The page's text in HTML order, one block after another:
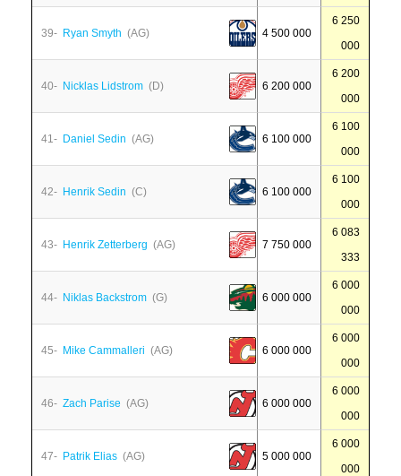
39- Ryan Smyth (AG) 4 500 000
6 250
000
40- Nicklas Lidstrom (D) 6 200 000
6 200
000
41- Daniel Sedin (AG) 6 100 000
6 100
000
42- Henrik Sedin (C) 6 100 000
6 100
000
43- Henrik Zetterberg (AG) 7 750 000
6 083
333
44- Niklas Backstrom (G) 6 000 000
6 000
000
45- Mike Cammalleri (AG) 6 000 000
6 000
000
46- Zach Parise (AG) 6 000 000
6 000
000
47- Patrik Elias (AG) 5 000 000
6 000
000